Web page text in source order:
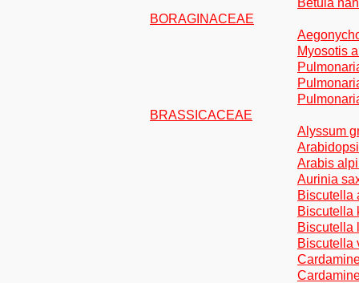
Betula
BORAGINACEAE
Myosotis
BRASSICACEAE
Alyssum
Arabis
Aurinia
Biscutella
Biscutella
Biscutella
Biscutella